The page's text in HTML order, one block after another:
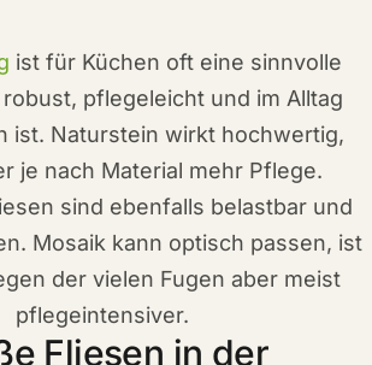
ist für Küchen oft eine sinnvolle
pflegeleicht und im Alltag
ist. Naturstein wirkt hochwertig,
je nach Material mehr Pflege.
sind ebenfalls belastbar und
Mosaik kann optisch passen, ist
der vielen Fugen aber meist
pflegeintensiver.
Fliesen in der